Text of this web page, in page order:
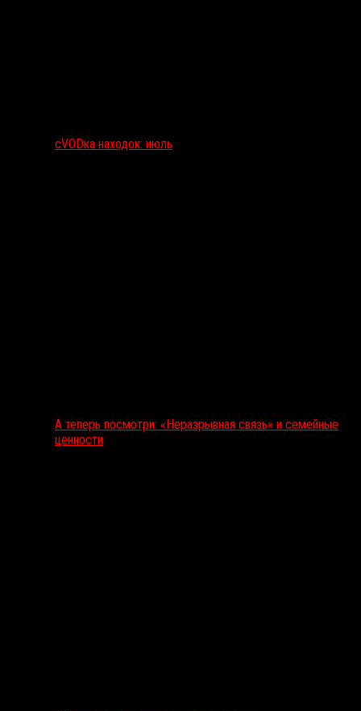
сVODка находок: июль
А теперь посмотри: «Неразрывная связь» и семейные
ценности